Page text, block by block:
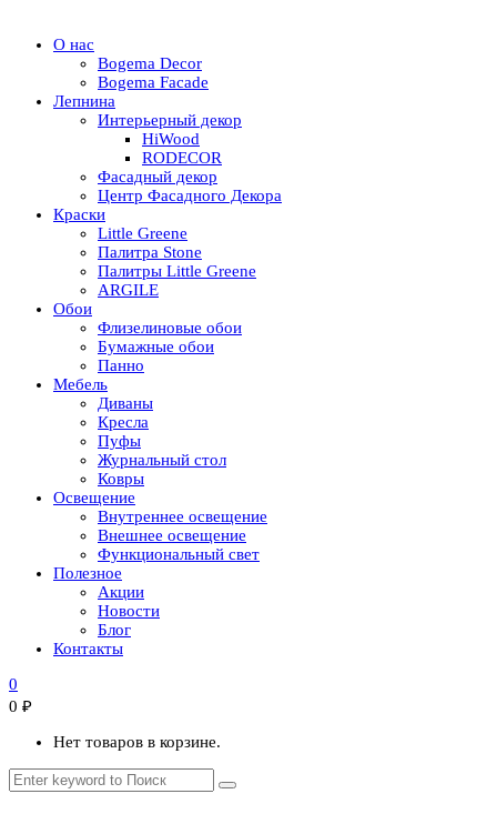
О нас
Bogema Decor
Bogema Facade
Лепнина
Интерьерный декор
HiWood
RODECOR
Фасадный декор
Центр Фасадного Декора
Краски
Little Greene
Палитра Stone
Палитры Little Greene
ARGILE
Обои
Флизелиновые обои
Бумажные обои
Панно
Мебель
Диваны
Кресла
Пуфы
Журнальный стол
Ковры
Освещение
Внутреннее освещение
Внешнее освещение
Функциональный свет
Полезное
Акции
Новости
Блог
Контакты
0
0 ₽
Нет товаров в корзине.